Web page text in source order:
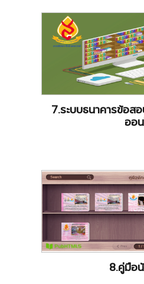
7.ระบบธนาคารข้อส
ออ
8.คู่มือ